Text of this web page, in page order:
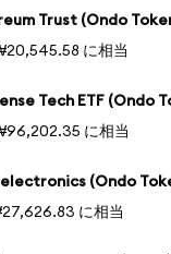
Trust (Ondo
に相当
Tech ETF (Ondo
に相当
(Ondo
に相当